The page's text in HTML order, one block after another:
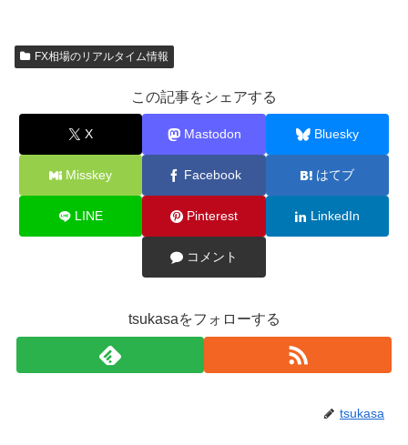
FX相場のリアルタイム情報
この記事をシェアする
X Mastodon Bluesky
Misskey Facebook はてブ
LINE Pinterest LinkedIn
コメント
tsukasaをフォローする
tsukasa